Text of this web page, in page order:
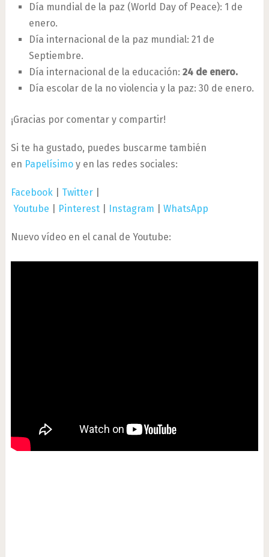
Día mundial de la paz (World Day of Peace): 1 de
enero.
Día internacional de la paz mundial: 21 de
Septiembre.
Día internacional de la educación: 24 de enero.
Día escolar de la no violencia y la paz: 30 de enero.
¡Gracias por comentar y compartir!
Si te ha gustado, puedes buscarme también
en Papelísimoy en las redes sociales:
Facebook| Twitter
Youtube
Pinterest| Instagram WhatsApp
Nuevo vídeo en el canal de Youtube: